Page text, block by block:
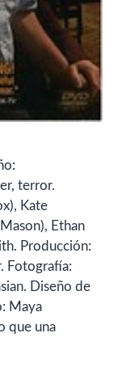
terror.
Kate
Ethan
Producción:
Fotografía:
Diseño de
Maya
que una